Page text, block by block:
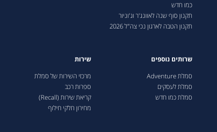
כמו חדש
תקנון סוף שנה לאוונג'ר וג'וניור
תקנון הטבה לארגון נכי צה"ל 2026
שרותים נוספים
סמלת Adventure
סמלת לעסקים
סמלת כמו חדש
שירות
מרכזי השירות של סמלת
ספרות רכב
קריאת שירות (Recall)
מחירון חלקי חילוף